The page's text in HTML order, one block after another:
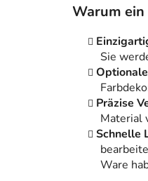
Warum
Sie
Präzise
Material
Schnelle
Ware